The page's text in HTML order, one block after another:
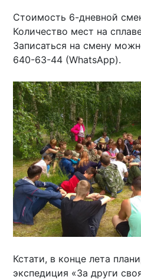
Стоимость 6-дневной
Количество мест на
Записаться на смену
640-63-44 (WhatsApp).
Кстати, в конце лета
экспедиция «За други